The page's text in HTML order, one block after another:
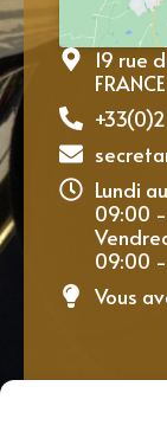
19 rue
FRANCE
Lundi
09:00 -
09:00 -
Vous